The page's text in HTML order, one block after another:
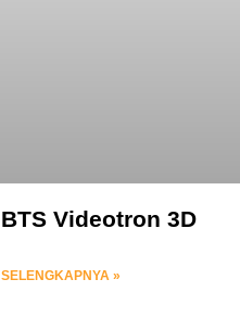
BTS Videotron 3D
SELENGKAPNYA »